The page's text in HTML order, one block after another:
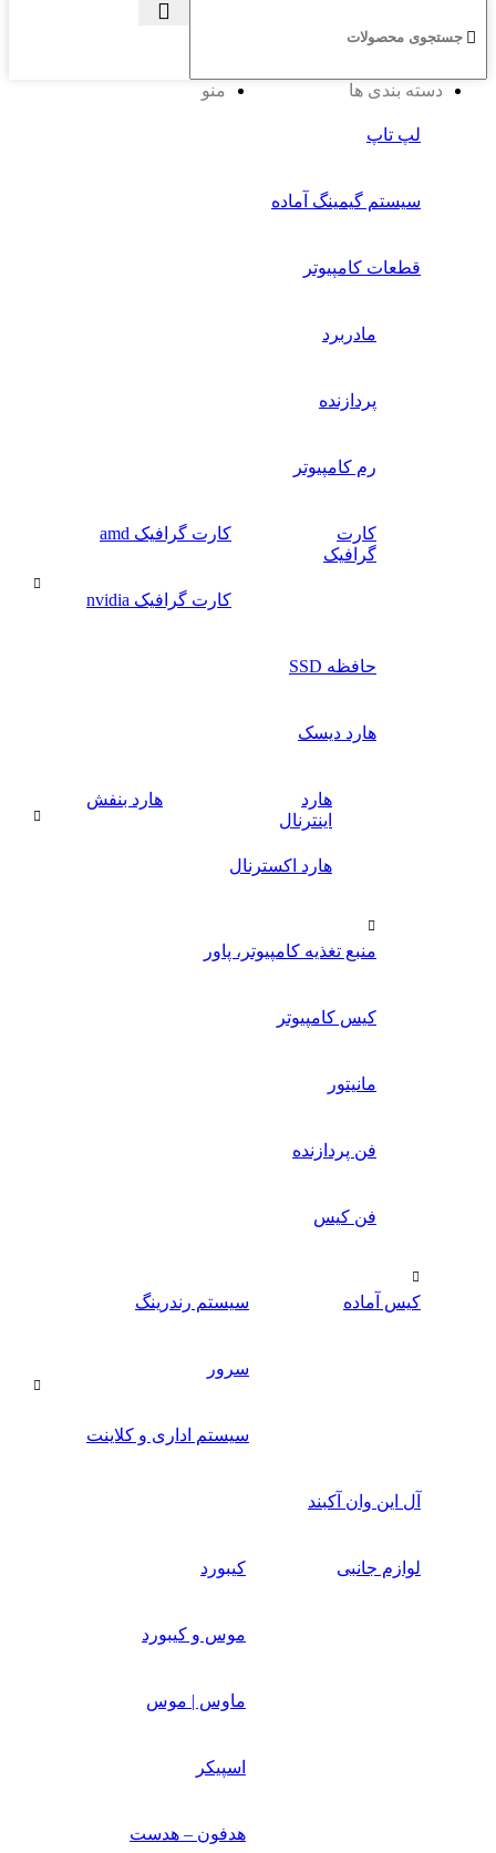
منو دسته بندی ها
لپ تاپ
سیستم گیمینگ آماده
قطعات کامپیوتر
مادربرد
پردازنده
رم کامپیوتر
کارت
گرافیک
کارت گرافیک amd
کارت گرافیک nvidia
حافظه SSD
هارد دیسک
هارد
اینترنال
هارد بنفش
هارد اکسترنال
منبع تغذیه کامپیوتر، پاور
کیس کامپیوتر
مانیتور
فن پردازنده
فن کیس
کیس آماده سیستم رندرینگ
سرور
سیستم‌ اداری و کلاینت
آل این وان آکبند
لوازم جانبی کیبورد
موس و کیبورد
ماوس | موس
اسپیکر
هدفون – هدست